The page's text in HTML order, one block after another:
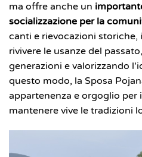
ma offre anche un
socializzazione per la
canti e rievocazioni
rivivere le usanze del
generazioni e valorizzando
questo modo, la Sposa
appartenenza e orgoglio per
mantenere vive le tradizioni